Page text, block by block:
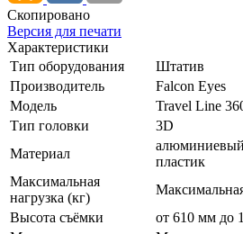
Скопировано
Версия для печати
Характеристики
Тип оборудования
Штатив
Производитель
Falcon Eyes
Модель
Travel Line
Тип головки
3D
Материал
пластик
Максимальная
нагрузка (кг)
Высота съёмки
от 610 мм до